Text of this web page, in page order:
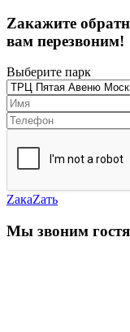
Zакажите
вам перезвоним!
Выберите парк
ZакаZать
Мы звоним